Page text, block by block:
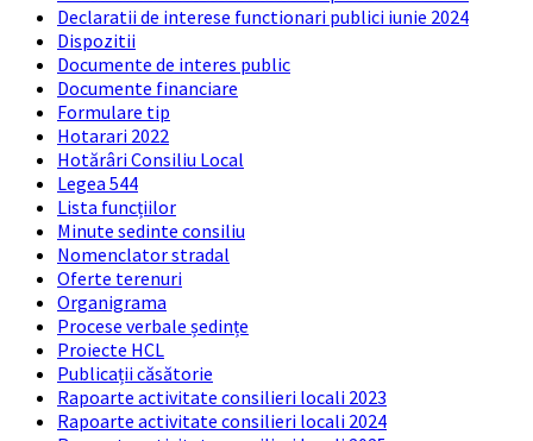
Declaratii de interese functionari publici iunie 2024
Dispozitii
Documente de interes public
Documente financiare
Formulare tip
Hotarari 2022
Hotărâri Consiliu Local
Legea 544
Lista funcțiilor
Minute sedinte consiliu
Nomenclator stradal
Oferte terenuri
Organigrama
Procese verbale ședințe
Proiecte HCL
Publicații căsătorie
Rapoarte activitate consilieri locali 2023
Rapoarte activitate consilieri locali 2024